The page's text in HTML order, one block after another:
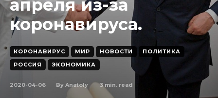
апреля из-за
коронавируса.
КОРОНАВИРУС МИР НОВОСТИ
ПОЛИТИКА
РОССИЯ
ЭКОНОМИКА
2020-04-06 By Anatoly 3 min. read